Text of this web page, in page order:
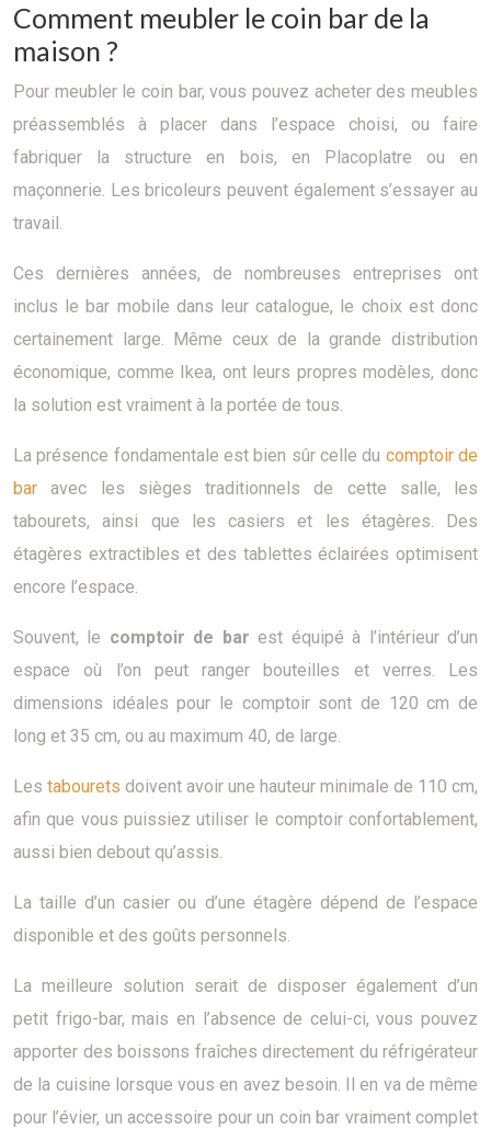
Comment meubler le coin bar de la
maison ?
Pour meubler le coin bar, vous pouvez acheter des meubles
préassemblés à placer dans l’espace choisi, ou faire
fabriquer la structure en bois, en Placoplatre ou en
maçonnerie. Les bricoleurs peuvent également s’essayer au
travail.
Ces dernières années, de nombreuses entreprises ont
inclus le bar mobile dans leur catalogue, le choix est donc
certainement large. Même ceux de la grande distribution
économique, comme Ikea, ont leurs propres modèles, donc
la solution est vraiment à la portée de tous.
La présence fondamentale est bien sûr celle du comptoir de
bar avec les sièges traditionnels de cette salle, les
tabourets, ainsi que les casiers et les étagères. Des
étagères extractibles et des tablettes éclairées optimisent
encore l’espace.
Souvent, le comptoir de bar est équipé à l’intérieur d’un
espace où l’on peut ranger bouteilles et verres. Les
dimensions idéales pour le comptoir sont de 120 cm de
long et 35 cm, ou au maximum 40, de large.
Les tabourets doivent avoir une hauteur minimale de 110 cm,
afin que vous puissiez utiliser le comptoir confortablement,
aussi bien debout qu’assis.
La taille d’un casier ou d’une étagère dépend de l’espace
disponible et des goûts personnels.
La meilleure solution serait de disposer également d’un
petit frigo-bar, mais en l’absence de celui-ci, vous pouvez
apporter des boissons fraîches directement du réfrigérateur
de la cuisine lorsque vous en avez besoin. Il en va de même
pour l’évier, un accessoire pour un coin bar vraiment complet